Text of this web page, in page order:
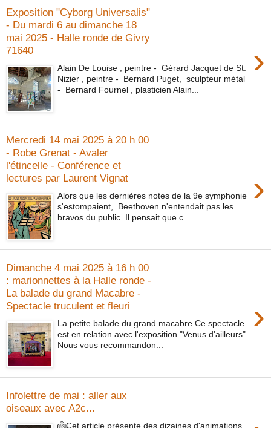
Exposition "Cyborg Universalis"
- Du mardi 6 au dimanche 18
mai 2025 - Halle ronde de Givry
71640
›
Alain De Louise , peintre - Gérard Jacquet de St.
Nizier , peintre - Bernard Puget, sculpteur métal
- Bernard Fournel , plasticien Alain...
Mercredi 14 mai 2025 à 20 h 00
- Robe Grenat - Avaler
l'étincelle - Conférence et
lectures par Laurent Vignat
›
Alors que les dernières notes de la 9e symphonie
s'estompaient, Beethoven n'entendait pas les
bravos du public. Il pensait que c...
Dimanche 4 mai 2025 à 16 h 00
: marionnettes à la Halle ronde -
La balade du grand Macabre -
Spectacle truculent et fleuri
›
La petite balade du grand macabre Ce spectacle
est en relation avec l'exposition "Venus d'ailleurs".
Nous vous recommandon...
Infolettre de mai : aller aux
oiseaux avec A2c...
👼Cet article présente des dizaines d'animations